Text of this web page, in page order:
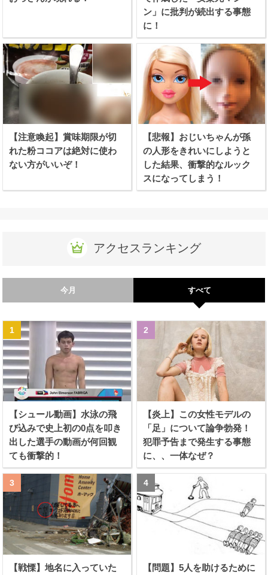
ン」に批判が続出する事態
に！
【注意喚起】賞味期限が切
れた粉ココアは絶対に使わ
ない方がいいぞ！
【悲報】おじいちゃんが孫
の人形をきれいにしようと
した結果、衝撃的なルック
スになってしまう！
アクセスランキング
今月 すべて
【シュール動画】水泳の飛
び込みで史上初の0点を叩き
出した選手の動画が何回観
ても衝撃的！
【炎上】この女性モデルの
「足」について論争勃発！
犯罪予告まで発生する事態
に、、一体なぜ？
【戦慄】地名に入っていた
【問題】5人を助けるために